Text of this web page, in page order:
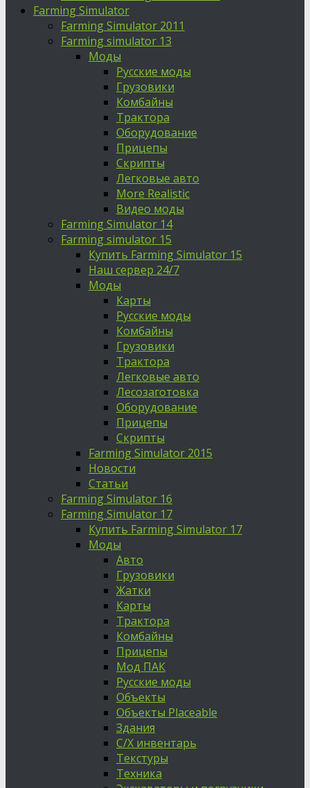
Farming Simulator
Farming Simulator 2011
Farming simulator 13
Моды
Русские моды
Грузовики
Комбайны
Трактора
Оборудование
Прицепы
Скрипты
Легковые авто
More Realistic
Видео моды
Farming Simulator 14
Farming simulator 15
Купить Farming Simulator 15
Наш сервер 24/7
Моды
Карты
Русские моды
Комбайны
Грузовики
Трактора
Легковые авто
Лесозаготовка
Оборудование
Прицепы
Скрипты
Farming Simulator 2015
Новости
Статьи
Farming Simulator 16
Farming Simulator 17
Купить Farming Simulator 17
Моды
Авто
Грузовики
Жатки
Карты
Трактора
Комбайны
Прицепы
Мод ПАК
Русские моды
Объекты
Объекты Placeable
Здания
С/Х инвентарь
Текстуры
Техника